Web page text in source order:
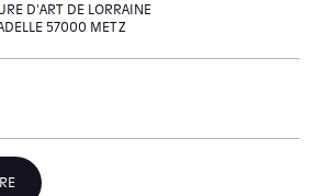
D'ART DE LORRAINE
57000 METZ